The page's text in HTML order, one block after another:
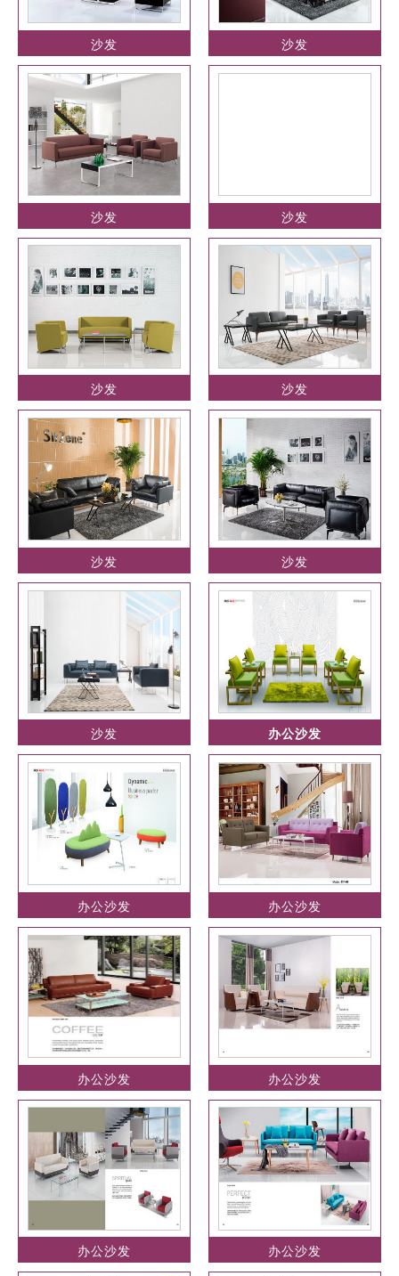
沙发 沙发
沙发 沙发
沙发 沙发
沙发 沙发
沙发 办公沙发
办公沙发 办公沙发
办公沙发 办公沙发
办公沙发 办公沙发